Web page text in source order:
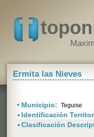
Ermita las Nieves
• Municipio: Teguise
• Identificación
•Clasificación